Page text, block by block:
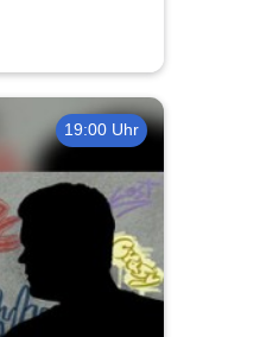
19:00 Uhr